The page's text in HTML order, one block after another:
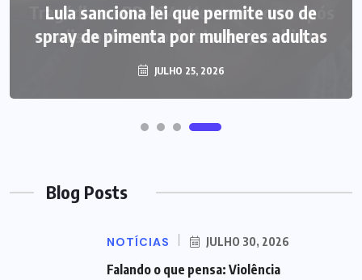
Lula sanciona lei que permite uso de
spray de pimenta por mulheres adultas
JULHO 25, 2026
Blog Posts
NOTÍCIAS JULHO 30, 2026
Falando o que pensa: Violência